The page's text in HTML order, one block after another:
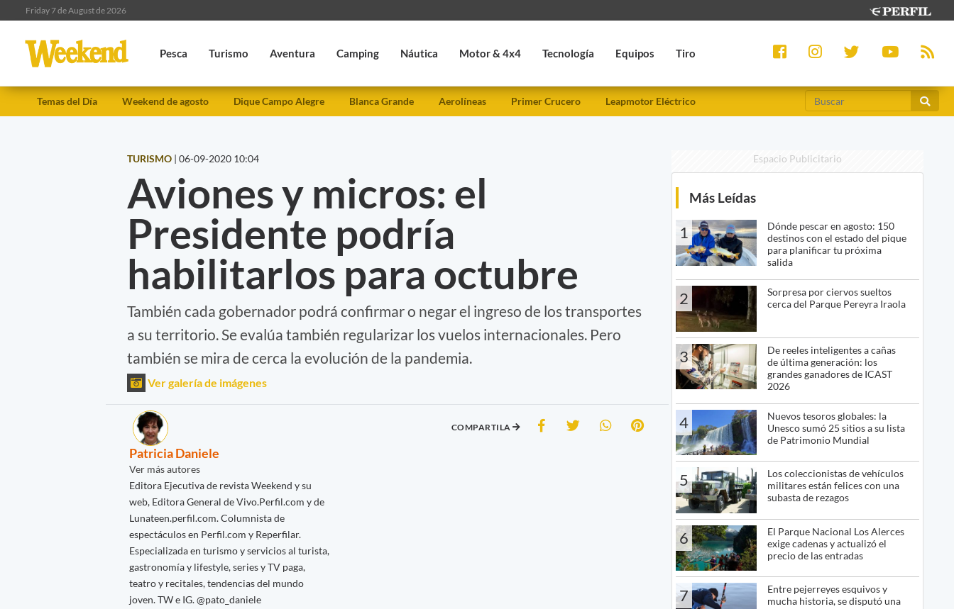
Friday 7 de August de 2026
Pesca Turismo Aventura Camping Náutica Motor & 4x4 Tecnología Equipos Tiro
Temas del Día Weekend de agosto Dique Campo Alegre Blanca Grande Aerolíneas Primer Crucero Leapmotor Eléctrico
TURISMO | 06-09-2020 10:04
Aviones y micros: el
Presidente podría
habilitarlos para octubre
También cada gobernador podrá confirmar o negar el ingreso de los transportes
a su territorio. Se evalúa también regularizar los vuelos internacionales. Pero
también se mira de cerca la evolución de la pandemia.
Ver galería de imágenes
Patricia Daniele
Ver más autores
Editora Ejecutiva de revista Weekend y su
web, Editora General de Vivo.Perfil.com y de
Lunateen.perfil.com. Columnista de
espectáculos en Perfil.com y Reperfilar.
Especializada en turismo y servicios al turista,
gastronomía y lifestyle, series y TV paga,
teatro y recitales, tendencias del mundo
joven. TW e IG. @pato_daniele
COMPARTILA
Espacio Publicitario
Más Leídas
1
Dónde pescar en agosto: 150
destinos con el estado del pique
para planificar tu próxima
salida
2
Sorpresa por ciervos sueltos
cerca del Parque Pereyra Iraola
3
De reeles inteligentes a cañas
de última generación: los
grandes ganadores de ICAST
2026
4
Nuevos tesoros globales: la
Unesco sumó 25 sitios a su lista
de Patrimonio Mundial
5
Los coleccionistas de vehículos
militares están felices con una
subasta de rezagos
6
El Parque Nacional Los Alerces
exige cadenas y actualizó el
precio de las entradas
7
Entre pejerreyes esquivos y
mucha historia, se disputó una